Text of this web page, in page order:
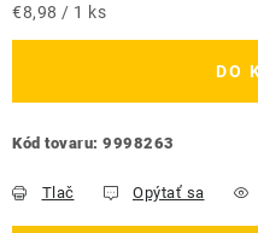
Jednotková cena:
€8,98 / 1 ks
DO
Kód tovaru: 9998263
Tlač Opýtať sa